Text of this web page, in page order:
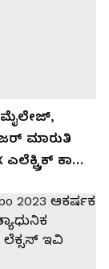
ಮೈಲೇಜ್,
ಮಾರುತಿ